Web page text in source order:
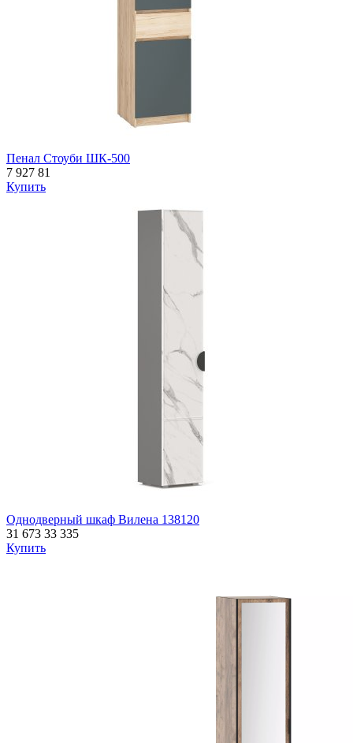
Пенал Стоуби ШК-500
7 927 81
Купить
Однодверный шкаф Вилена 138120
31 673 33 335
Купить